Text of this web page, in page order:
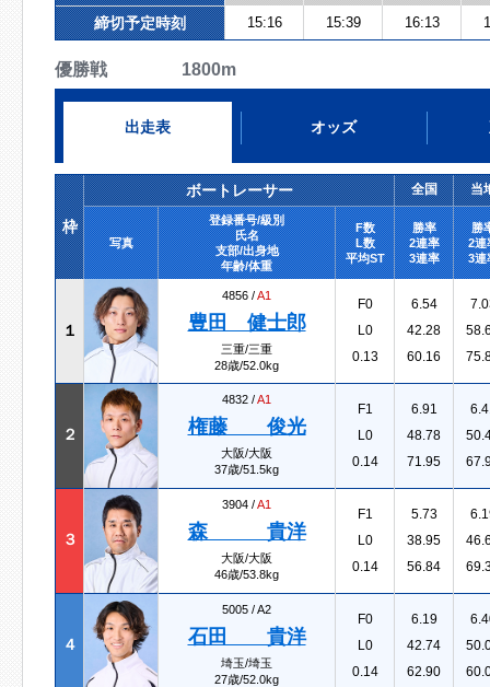
締切予定時刻 15:16 15:39 16:13
優勝戦 1800m
出走表 オッズ
枠
ボートレーサー 全国 当
写真
登録番号/級別
氏名
支部/出身地
年齢/体重
F数
L数
平均ST
勝率
2連率
3連率
勝
2連
3連
１
4856 /A1
豊田 健士郎
三重/三重
28歳/52.0kg
F0
L0
0.13
6.54
42.28
60.16
２
4832 /A1
権藤 俊光
大阪/大阪
37歳/51.5kg
F1
L0
0.14
6.91
48.78
71.95
３
3904 /A1
森 貴洋
大阪/大阪
46歳/53.8kg
F1
L0
0.14
5.73
38.95
56.84
４
5005 /A2
石田 貴洋
埼玉/埼玉
27歳/52.0kg
F0
L0
0.14
6.19
42.74
62.90